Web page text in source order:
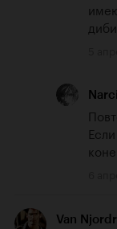
Van Njordr